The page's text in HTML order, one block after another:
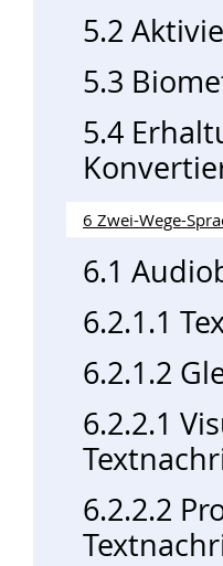
5.2
5.3
5.4
6 Zwei-Wege-
6.1
6.2.1.1
6.2.1.2
6.2.2.1
6.2.2.2